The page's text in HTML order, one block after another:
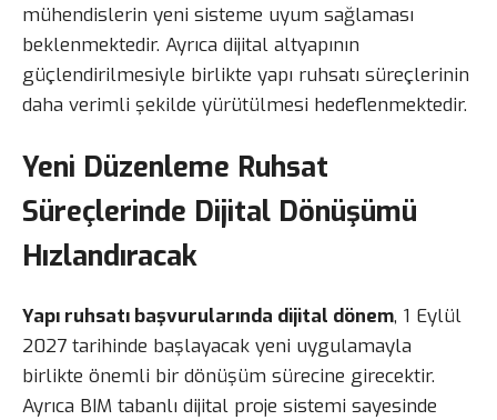
mühendislerin yeni sisteme uyum sağlaması
beklenmektedir. Ayrıca dijital altyapının
güçlendirilmesiyle birlikte yapı ruhsatı süreçlerinin
daha verimli şekilde yürütülmesi hedeflenmektedir.
Yeni Düzenleme Ruhsat
Süreçlerinde Dijital Dönüşümü
Hızlandıracak
Yapı ruhsatı başvurularında dijital dönem, 1 Eylül
2027 tarihinde başlayacak yeni uygulamayla
birlikte önemli bir dönüşüm sürecine girecektir.
Ayrıca BIM tabanlı dijital proje sistemi sayesinde